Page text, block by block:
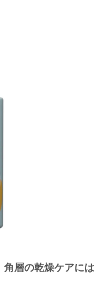
角層の乾燥ケアには